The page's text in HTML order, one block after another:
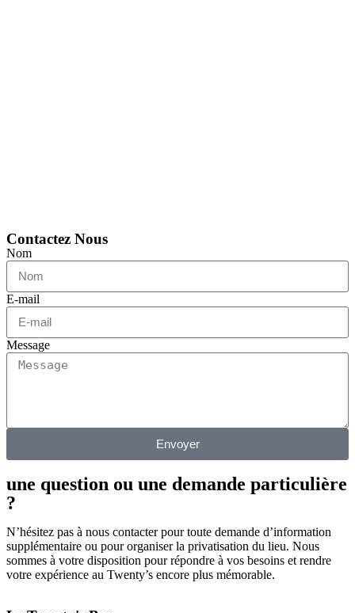
Contactez Nous
Nom
E-mail
Message
Envoyer
une question ou une demande particulière
?
N’hésitez pas à nous contacter pour toute demande d’information
supplémentaire ou pour organiser la privatisation du lieu. Nous
sommes à votre disposition pour répondre à vos besoins et rendre
votre expérience au Twenty’s encore plus mémorable.